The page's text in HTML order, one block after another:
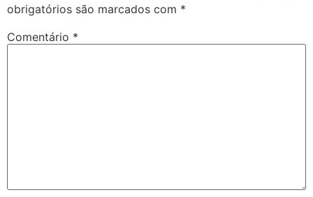
obrigatórios são marcados com *
Comentário *